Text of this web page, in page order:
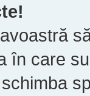
în care